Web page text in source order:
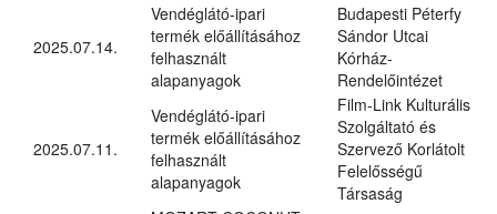
2025.07.14.
Vendéglátó-ipari
termék előállításához
felhasznált
alapanyagok
Budapesti Péterfy
Sándor Utcai
Kórház-
Rendelőintézet
2025.07.11.
Vendéglátó-ipari
termék előállításához
felhasznált
alapanyagok
Film-Link Kulturális
Szolgáltató és
Szervező Korlátolt
Felelősségű
Társaság